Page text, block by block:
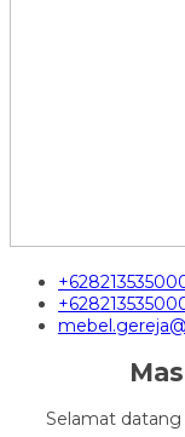
Selamat datang